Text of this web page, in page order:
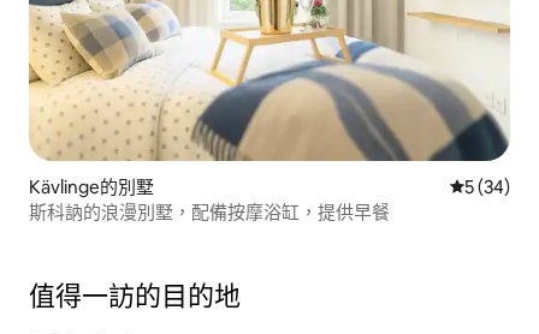
Kävlinge的別墅 從 34 則評
5 (34)
斯科訥的浪漫別墅，配備按摩浴缸，提供早餐
值得一訪的目的地